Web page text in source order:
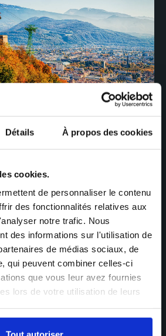
Détails À propos des cookies
cookies.
de personnaliser le contenu
des fonctionnalités relatives aux
notre trafic. Nous
des informations sur l'utilisation de
de médias sociaux, de
qui peuvent combiner celles-ci
que vous leur avez fournies
lors de votre utilisation de leurs
durable
du patrimoine
pas au conseil : nous vous
un patrimoine qui a du sens.
à nos analyses les dimensions
économiques et
bâtir une stratégie équilibrée.
sont conçues pour
le temps et favoriser la
de votre patrimoine.